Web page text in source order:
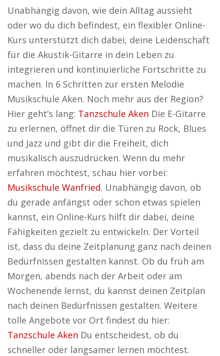
Unabhängig davon, wie dein Alltag aussieht
oder wo du dich befindest, ein flexibler Online-
Kurs unterstützt dich dabei, deine Leidenschaft
für die Akustik-Gitarre in dein Leben zu
integrieren und kontinuierliche Fortschritte zu
machen. In 6 Schritten zur ersten Melodie
Musikschule Aken. Noch mehr aus der Region?
Hier geht’s lang: Tanzschule Aken Die E-Gitarre
zu erlernen, öffnet dir die Türen zu Rock, Blues
und Jazz und gibt dir die Freiheit, dich
musikalisch auszudrücken. Wenn du mehr
erfahren möchtest, schau hier vorbei:
Musikschule Wanfried. Unabhängig davon, ob
du gerade anfängst oder schon etwas spielen
kannst, ein Online-Kurs hilft dir dabei, deine
Fähigkeiten gezielt zu entwickeln. Der Vorteil
ist, dass du deine Zeitplanung ganz nach deinen
Bedürfnissen gestalten kannst. Ob du früh am
Morgen, abends nach der Arbeit oder am
Wochenende lernst, du kannst deinen Zeitplan
nach deinen Bedürfnissen gestalten. Weitere
tolle Angebote vor Ort findest du hier:
Tanzschule Aken Du entscheidest, ob du
schneller oder langsamer lernen möchtest.